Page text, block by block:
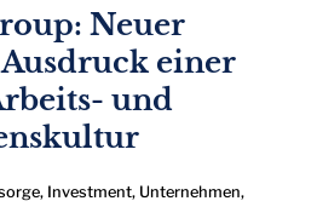
Neuer
einer
und
, Investment, Unternehmen,